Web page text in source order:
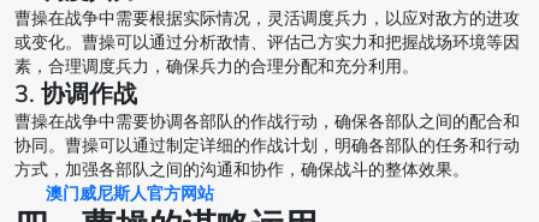
曹操在战争中需要根据实际情况，灵活调度兵力，以应对敌方的进攻
或变化。曹操可以通过分析敌情、评估己方实力和把握战场环境等因
素，合理调度兵力，确保兵力的合理分配和充分利用。
3. 协调作战
曹操在战争中需要协调各部队的作战行动，确保各部队之间的配合和
协同。曹操可以通过制定详细的作战计划，明确各部队的任务和行动
方式，加强各部队之间的沟通和协作，确保战斗的整体效果。
澳门威尼斯人官方网站